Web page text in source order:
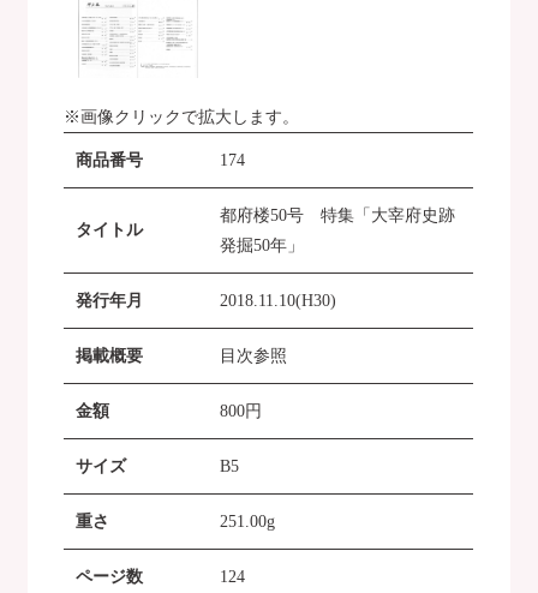
※画像クリックで拡大します。
商品番号 174
タイトル
都府楼50号 特集「大宰府史跡
発掘50年」
発行年月 2018.11.10(H30)
掲載概要 目次参照
金額 800円
サイズ B5
重さ 251.00g
ページ数 124